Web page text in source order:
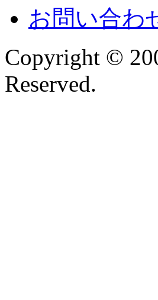
お問い合わ
Copyright ©
Reserved.